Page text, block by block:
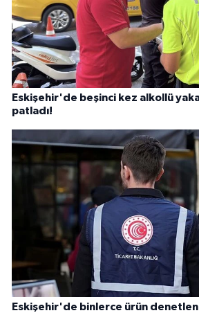
Eskişehir'de beşinci kez alkollü
patladı!
Eskişehir'de binlerce ürün